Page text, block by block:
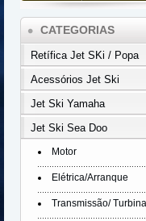
CATEGORIAS
Retífica Jet SKi / Popa
Acessórios Jet Ski
Jet Ski Yamaha
Jet Ski Sea Doo
Motor
Elétrica/Arranque
Transmissão/ Turbina